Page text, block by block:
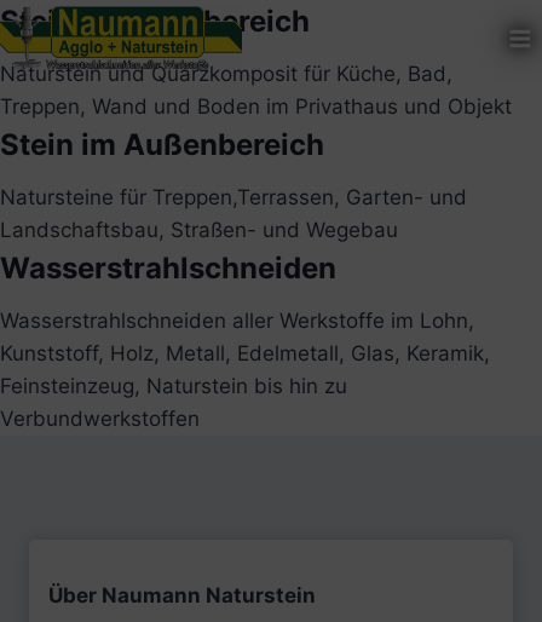
Zum
Inhalt
springen
Stein im Innenbereich
Naturstein und Quarzkomposit für Küche, Bad,
Treppen, Wand und Boden im Privathaus und Objekt
Stein im Außenbereich
Natursteine für Treppen,Terrassen, Garten- und
Landschaftsbau, Straßen- und Wegebau
Wasserstrahlschneiden
Wasserstrahlschneiden aller Werkstoffe im Lohn,
Kunststoff, Holz, Metall, Edelmetall, Glas, Keramik,
Feinsteinzeug, Naturstein bis hin zu
Verbundwerkstoffen
Über Naumann Naturstein